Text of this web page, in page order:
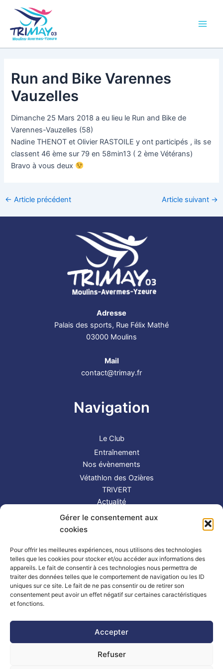
Gérer le consentement aux
cookies
Pour offrir les meilleures expériences, nous utilisons des technologies
telles que les cookies pour stocker et/ou accéder aux informations des
appareils. Le fait de consentir à ces technologies nous permettra de
traiter des données telles que le comportement de navigation ou les ID
uniques sur ce site. Le fait de ne pas consentir ou de retirer son
consentement peut avoir un effet négatif sur certaines caractéristiques
et fonctions.
Accepter
Refuser
contenu
Run and Bike Varennes
Vauzelles
Dimanche 25 Mars 2018 a eu lieu le Run and Bike de
Varennes-Vauzelles (58)
Nadine THENOT et Olivier RASTOILE y ont participés , ils se
classent 46 ème sur 79 en 58min13 ( 2 ème Vétérans)
Bravo à vous deux
← Article précédent Article suivant →
Adresse
Palais des sports, Rue Félix Mathé
03000 Moulins
Mail
contact@trimay.fr
Navigation
Le Club
Entraînement
Nos évènements
Vétathlon des Ozières
TRIVERT
Actualité
Contact
Suivez-nous !
Copyright © 2026 TRIMAY | Powered by